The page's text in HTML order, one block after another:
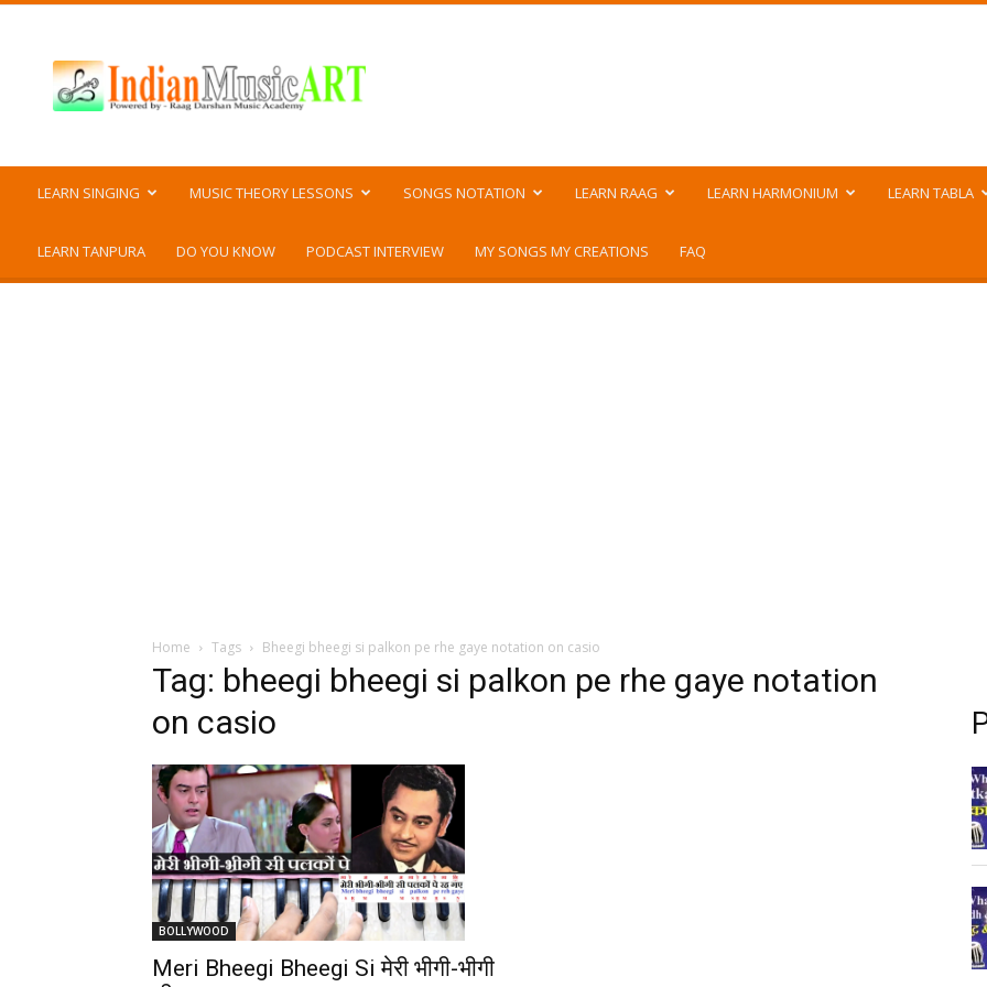
Music
ART
LEARN SINGING MUSIC THEORY LESSONS SONGS NOTATION LEARN RAAG LEARN HARMONIUM LEARN TABLA
LEARN TANPURA DO YOU KNOW PODCAST INTERVIEW MY SONGS MY CREATIONS FAQ
Home Tags Bheegi bheegi si palkon pe rhe gaye notation on casio
Tag: bheegi bheegi si palkon pe rhe gaye notation
on casio
BOLLYWOOD
Meri Bheegi Bheegi Si मेरी भीगी-भीगी